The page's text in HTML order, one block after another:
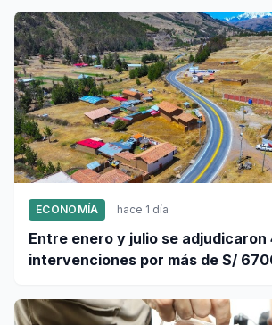
ECONOMÍA hace 1 día
Entre enero y julio se adjudicaron
intervenciones por más de S/